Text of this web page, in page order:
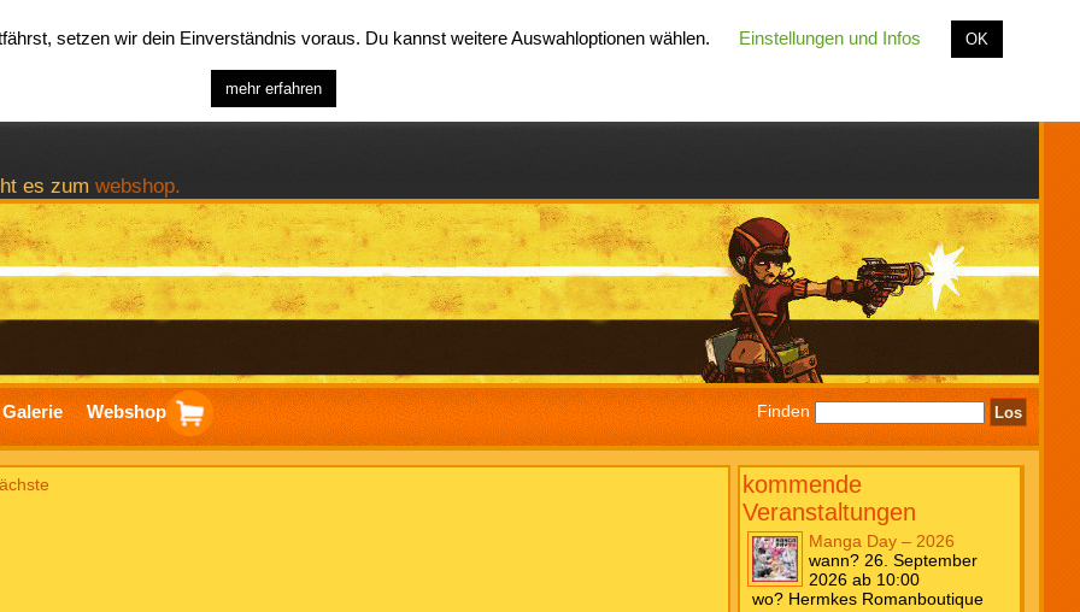
es zum webshop.
Galerie Webshop Finden
kommende
Veranstaltungen
Manga Day – 2026
wann? 26. September
2026 ab 10:00
wo? Hermkes Romanboutique
setzen wir dein Einverständnis voraus. Du kannst weitere Auswahloptionen wählen. Einstellungen und Infos OK
mehr erfahren